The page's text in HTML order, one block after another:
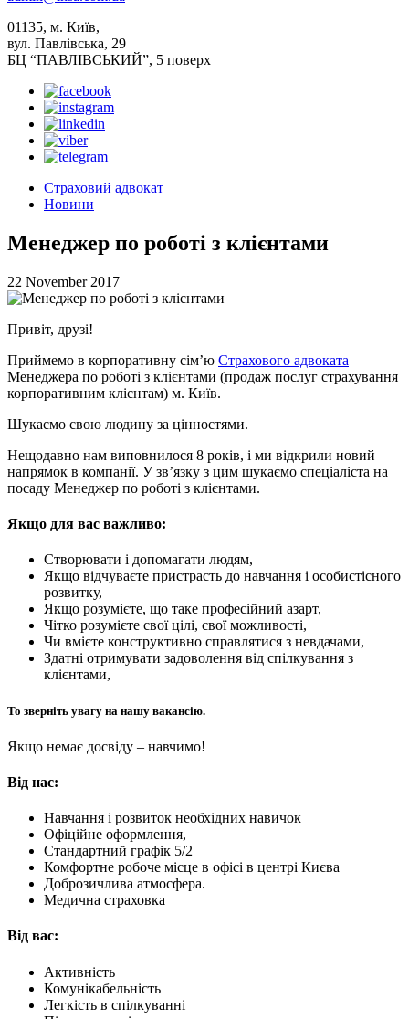
01135, м. Київ,
вул. Павлівська, 29
БЦ “ПАВЛІВСЬКИЙ”, 5 поверх
Страховий адвокат
Новини
Менеджер по роботі з клієнтами
22 November 2017
Привіт, друзі!
Приймемо в корпоративну сім’ю Страхового адвоката
Менеджера по роботі з клієнтами (продаж послуг страхування
корпоративним клієнтам) м. Київ.
Шукаємо свою людину за цінностями.
Нещодавно нам виповнилося 8 років, і ми відкрили новий
напрямок в компанії. У зв’язку з цим шукаємо спеціаліста на
посаду Менеджер по роботі з клієнтами.
Якщо для вас важливо:
Cтворювати і допомагати людям,
Якщо відчуваєте пристрасть до навчання і особистісного
розвитку,
Якщо розумієте, що таке професійний азарт,
Чітко розумієте свої цілі, свої можливості,
Чи вмієте конструктивно справлятися з невдачами,
Здатні отримувати задоволення від спілкування з
клієнтами,
То зверніть увагу на нашу вакансію.
Якщо немає досвіду – навчимо!
Від нас:
Навчання і розвиток необхідних навичок
Офіційне оформлення,
Стандартний графік 5/2
Комфортне робоче місце в офісі в центрі Києва
Доброзичлива атмосфера.
Медична страховка
Від вас:
Активність
Комунікабельність
Легкість в спілкуванні